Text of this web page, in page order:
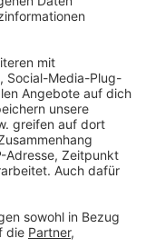
mit
Sie
so
werden.
Verlag.
sowie
KontaktWerben